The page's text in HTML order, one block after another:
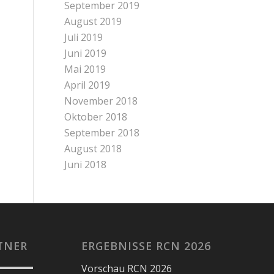
September 2019
August 2019
Juli 2019
Juni 2019
Mai 2019
April 2019
November 2018
Oktober 2018
September 2018
August 2018
Juni 2018
ERGEBNISSE RCN 2026
Vorschau RCN 2026